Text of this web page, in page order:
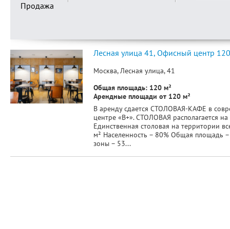
Продажа
Лесная улица 41, Офисный центр
Москва, Лесная улица, 41
Общая площадь: 120 м²
Арендные площади от 120 м²
В аренду сдается СТОЛОВАЯ-КАФЕ в
центре «В+». СТОЛОВАЯ располагается
Единственная столовая на территории
м² Населенность – 80% Общая площадь
зоны – 53...